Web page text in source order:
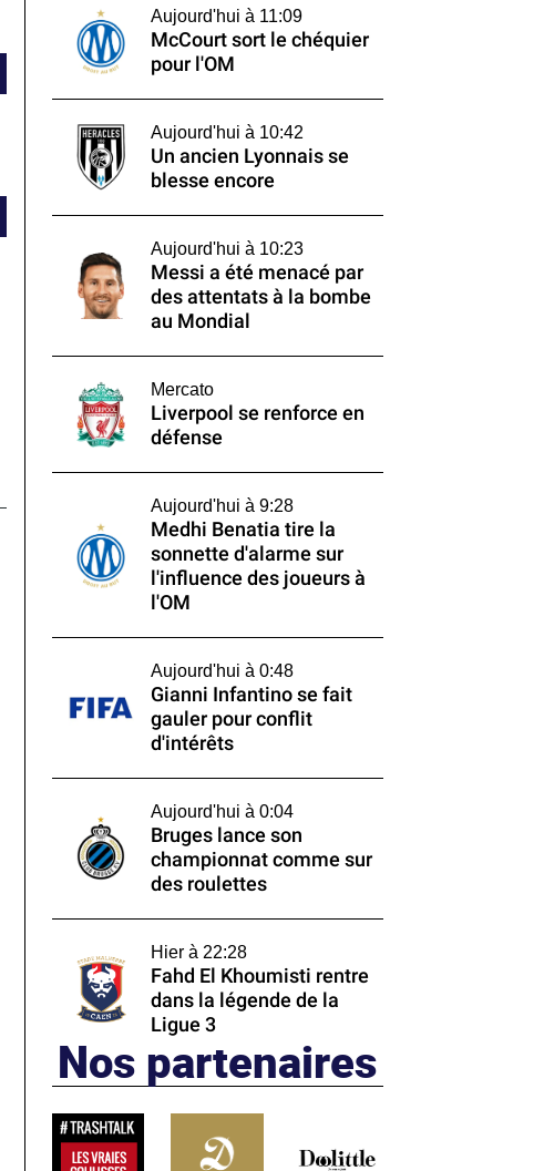
Aujourd'hui à 11:09
McCourt sort le chéquier
pour l'OM
Aujourd'hui à 10:42
Un ancien Lyonnais se
blesse encore
Aujourd'hui à 10:23
Messi a été menacé par
des attentats à la bombe
au Mondial
Mercato
Liverpool se renforce en
défense
Aujourd'hui à 9:28
Medhi Benatia tire la
sonnette d'alarme sur
l'influence des joueurs à
l'OM
Aujourd'hui à 0:48
Gianni Infantino se fait
gauler pour conflit
d'intérêts
Aujourd'hui à 0:04
Bruges lance son
championnat comme sur
des roulettes
Hier à 22:28
Fahd El Khoumisti rentre
dans la légende de la
Ligue 3
Nos partenaires